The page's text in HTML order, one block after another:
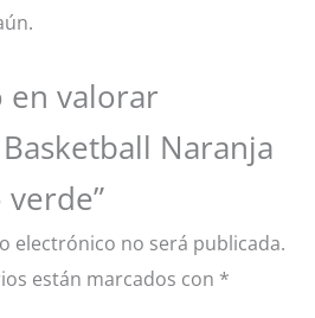
en valorar
Naranja
electrónico no será publicada.
están marcados con *